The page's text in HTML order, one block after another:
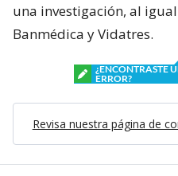
una investigación, al
Banmédica y Vidatres.
¿ENCONTRASTE
ERROR?
Revisa nuestra página de